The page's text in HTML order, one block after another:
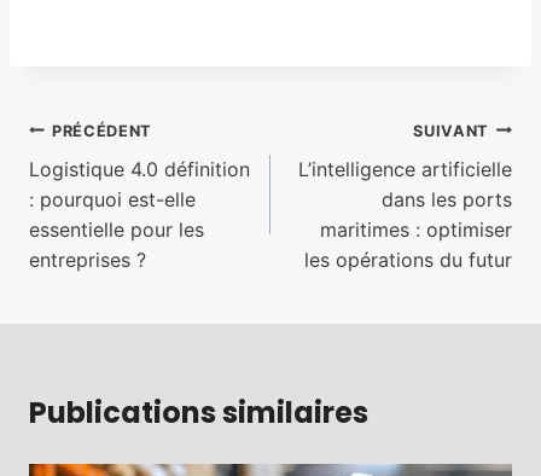
Navigation
de
l’article
PRÉCÉDENT
Logistique 4.0 définition
: pourquoi est-elle
essentielle pour les
entreprises ?
SUIVANT
L’intelligence artificielle
dans les ports
maritimes : optimiser
les opérations du futur
Publications similaires